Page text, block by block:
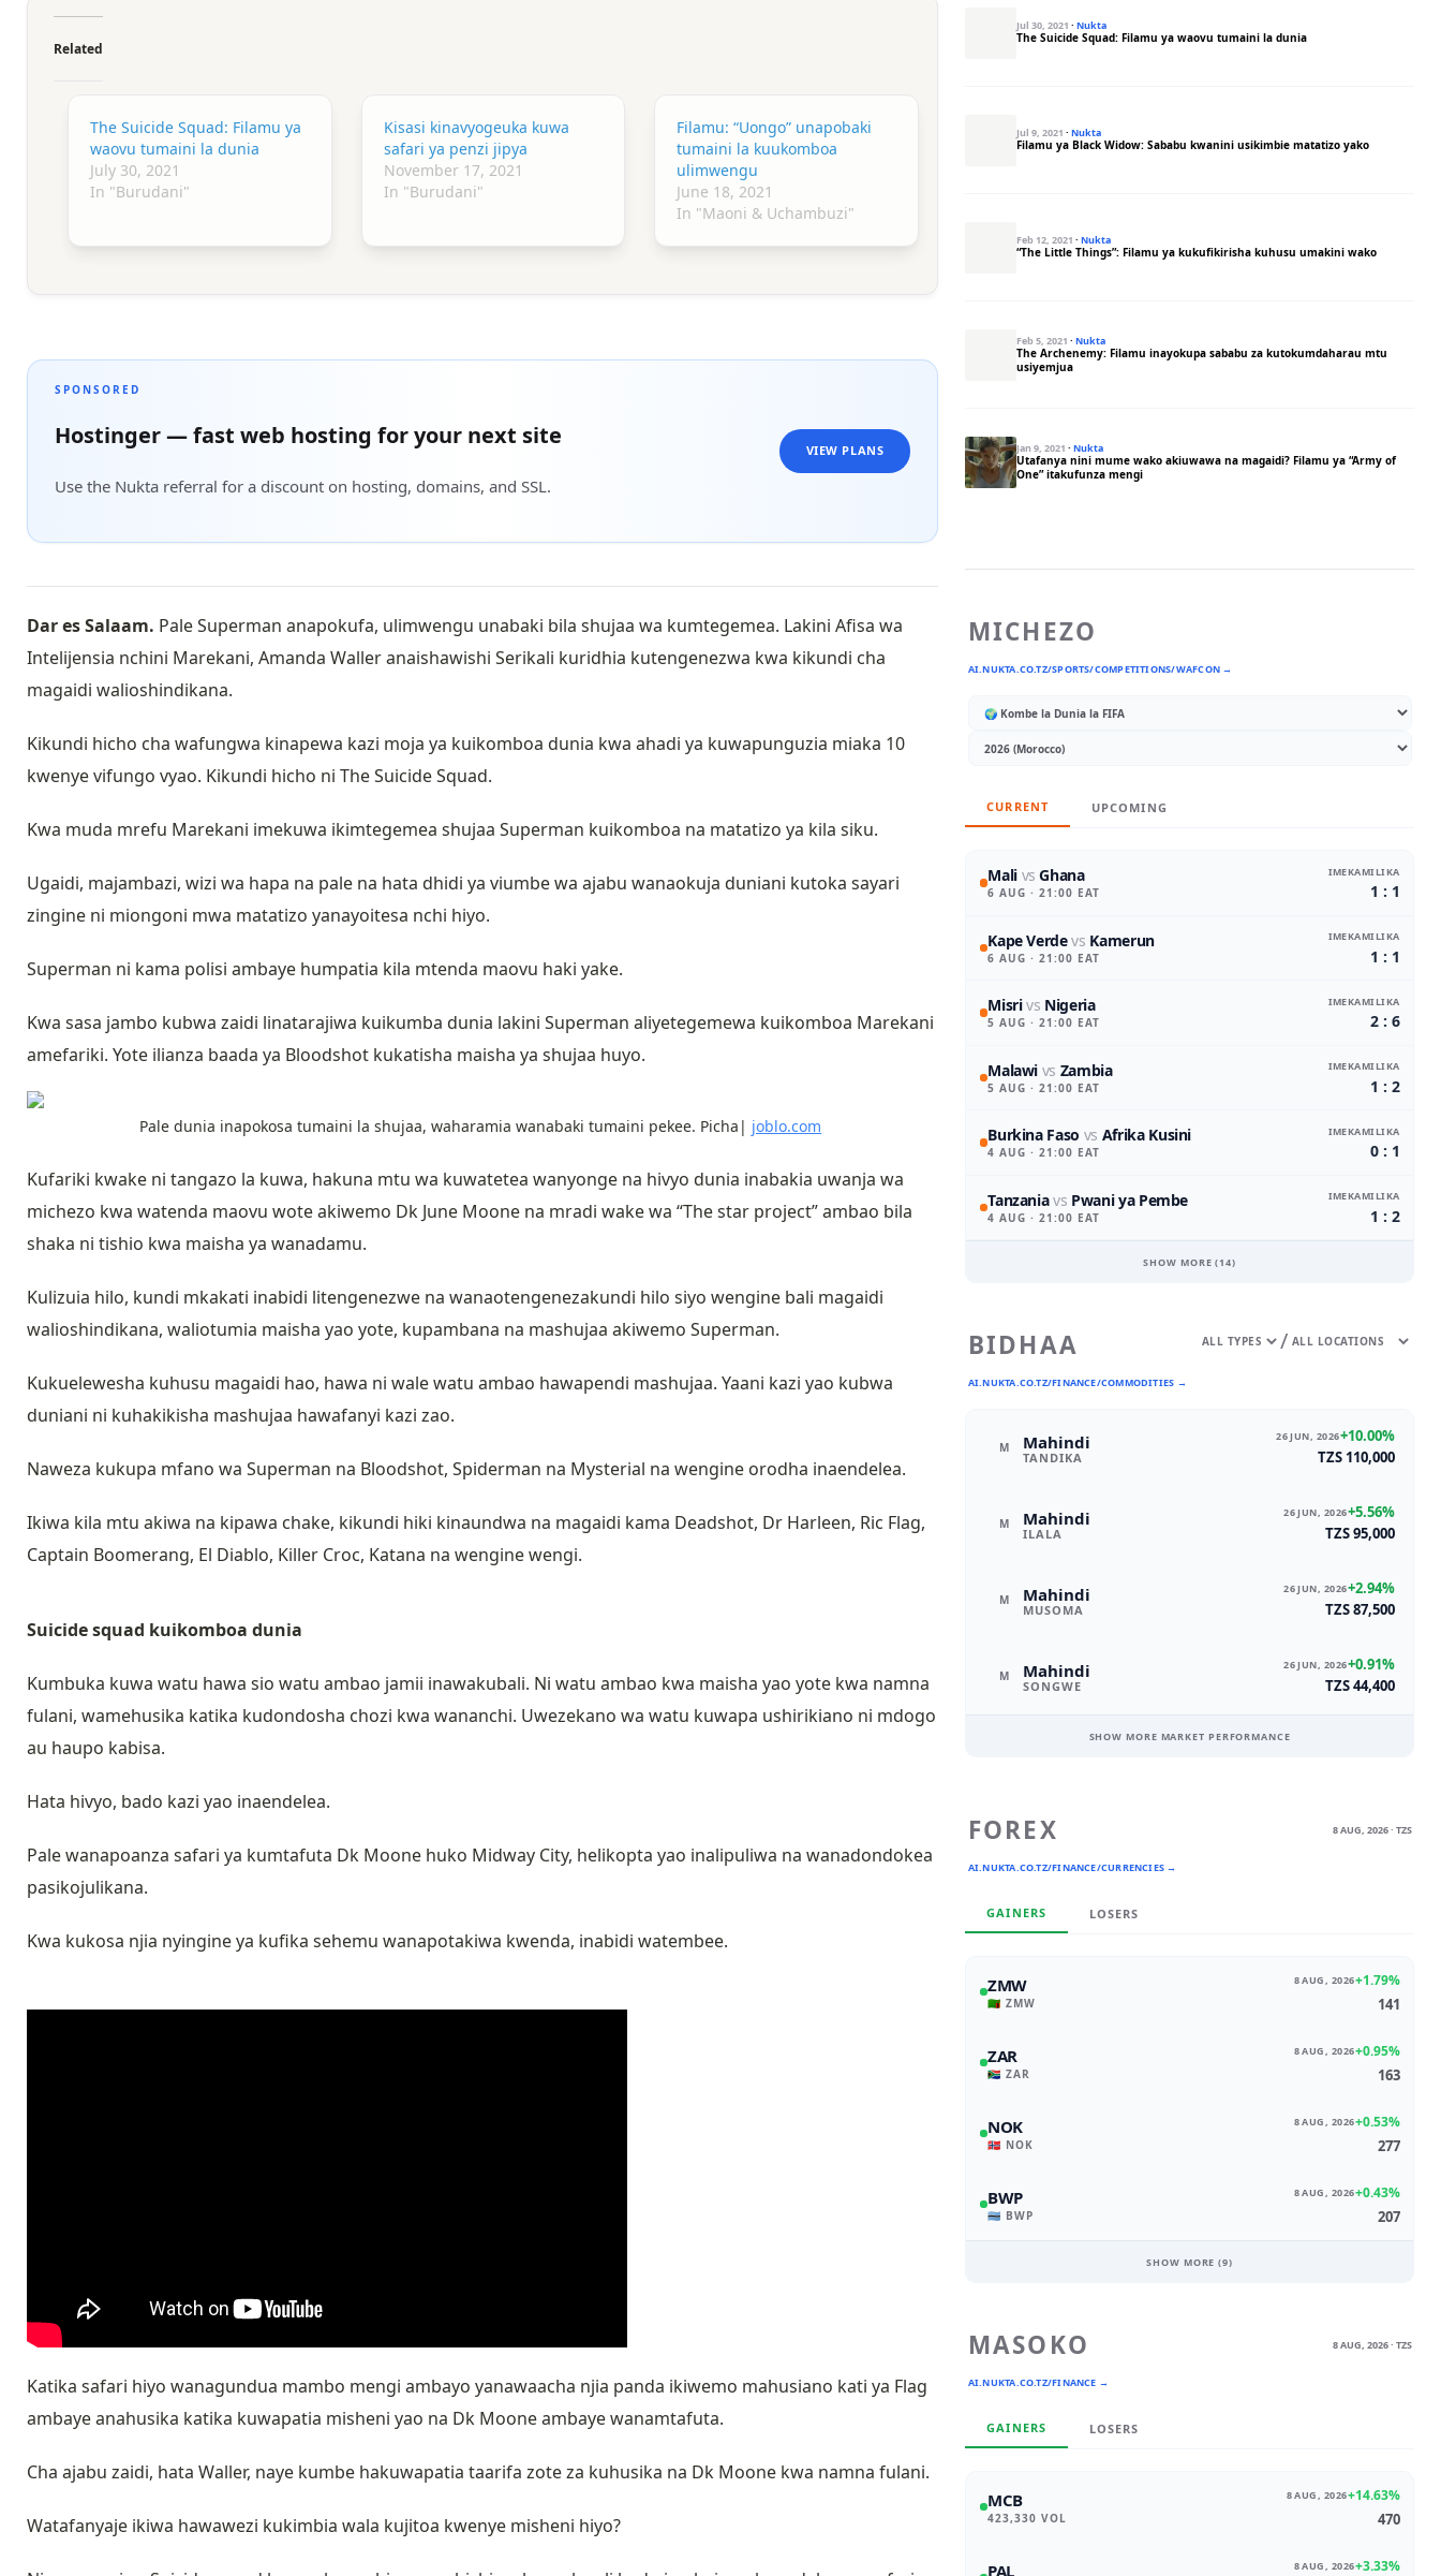
Related
The Suicide Squad: Filamu ya
waovu tumaini la dunia
July 30, 2021
In "Burudani"
Kisasi kinavyogeuka kuwa
safari ya penzi jipya
November 17, 2021
In "Burudani"
Filamu: “Uongo” unapobaki
tumaini la kuukomboa
ulimwengu
June 18, 2021
In "Maoni & Uchambuzi"
SPONSORED
Hostinger — fast web hosting for your next site
Use the Nukta referral for a discount on hosting, domains, and SSL.
VIEW PLANS
Dar es Salaam. Pale Superman anapokufa, ulimwengu unabaki bila shujaa wa kumtegemea. Lakini Afisa wa
Intelijensia nchini Marekani, Amanda Waller anaishawishi Serikali kuridhia kutengenezwa kwa kikundi cha
magaidi walioshindikana.
Kikundi hicho cha wafungwa kinapewa kazi moja ya kuikomboa dunia kwa ahadi ya kuwapunguzia miaka 10
kwenye vifungo vyao. Kikundi hicho ni The Suicide Squad.
Kwa muda mrefu Marekani imekuwa ikimtegemea shujaa Superman kuikomboa na matatizo ya kila siku.
Ugaidi, majambazi, wizi wa hapa na pale na hata dhidi ya viumbe wa ajabu wanaokuja duniani kutoka sayari
zingine ni miongoni mwa matatizo yanayoitesa nchi hiyo.
Superman ni kama polisi ambaye humpatia kila mtenda maovu haki yake.
Kwa sasa jambo kubwa zaidi linatarajiwa kuikumba dunia lakini Superman aliyetegemewa kuikomboa Marekani
amefariki. Yote ilianza baada ya Bloodshot kukatisha maisha ya shujaa huyo.
Pale dunia inapokosa tumaini la shujaa, waharamia wanabaki tumaini pekee. Picha| joblo.com
Kufariki kwake ni tangazo la kuwa, hakuna mtu wa kuwatetea wanyonge na hivyo dunia inabakia uwanja wa
michezo kwa watenda maovu wote akiwemo Dk June Moone na mradi wake wa “The star project” ambao bila
shaka ni tishio kwa maisha ya wanadamu.
Kulizuia hilo, kundi mkakati inabidi litengenezwe na wanaotengenezakundi hilo siyo wengine bali magaidi
walioshindikana, waliotumia maisha yao yote, kupambana na mashujaa akiwemo Superman.
Kukuelewesha kuhusu magaidi hao, hawa ni wale watu ambao hawapendi mashujaa. Yaani kazi yao kubwa
duniani ni kuhakikisha mashujaa hawafanyi kazi zao.
Naweza kukupa mfano wa Superman na Bloodshot, Spiderman na Mysterial na wengine orodha inaendelea.
Ikiwa kila mtu akiwa na kipawa chake, kikundi hiki kinaundwa na magaidi kama Deadshot, Dr Harleen, Ric Flag,
Captain Boomerang, El Diablo, Killer Croc, Katana na wengine wengi.
Suicide squad kuikomboa dunia
Kumbuka kuwa watu hawa sio watu ambao jamii inawakubali. Ni watu ambao kwa maisha yao yote kwa namna
fulani, wamehusika katika kudondosha chozi kwa wananchi. Uwezekano wa watu kuwapa ushirikiano ni mdogo
au haupo kabisa.
Hata hivyo, bado kazi yao inaendelea.
Pale wanapoanza safari ya kumtafuta Dk Moone huko Midway City, helikopta yao inalipuliwa na wanadondokea
pasikojulikana.
Kwa kukosa njia nyingine ya kufika sehemu wanapotakiwa kwenda, inabidi watembee.
Katika safari hiyo wanagundua mambo mengi ambayo yanawaacha njia panda ikiwemo mahusiano kati ya Flag
ambaye anahusika katika kuwapatia misheni yao na Dk Moone ambaye wanamtafuta.
Cha ajabu zaidi, hata Waller, naye kumbe hakuwapatia taarifa zote za kuhusika na Dk Moone kwa namna fulani.
Watafanyaje ikiwa hawawezi kukimbia wala kujitoa kwenye misheni hiyo?
Jul 30, 2021·Nukta
The Suicide Squad: Filamu ya waovu tumaini la dunia
Jul 9, 2021·Nukta
Filamu ya Black Widow: Sababu kwanini usikimbie matatizo yako
Feb 12, 2021·Nukta
“The Little Things”: Filamu ya kukufikirisha kuhusu umakini wako
Feb 5, 2021·Nukta
The Archenemy: Filamu inayokupa sababu za kutokumdaharau mtu
usiyemjua
Jan 9, 2021·Nukta
Utafanya nini mume wako akiuwawa na magaidi? Filamu ya “Army of
One” itakufunza mengi
MICHEZO
AI.NUKTA.CO.TZ/SPORTS/COMPETITIONS/WAFCON →
CURRENT UPCOMING
Mali vsGhana
6 AUG · 21:00 EAT
IMEKAMILIKA
1 : 1
Kape Verdevs Kamerun
6 AUG · 21:00 EAT
IMEKAMILIKA
1 : 1
Misrivs Nigeria
5 AUG · 21:00 EAT
IMEKAMILIKA
2 : 6
Malawi vs Zambia
5 AUG · 21:00 EAT
IMEKAMILIKA
1 : 2
Burkina Faso vs Afrika Kusini
4 AUG · 21:00 EAT
IMEKAMILIKA
0 : 1
Tanzaniavs Pwani ya Pembe
4 AUG · 21:00 EAT
IMEKAMILIKA
1 : 2
SHOW MORE (14)
BIDHAA
AI.NUKTA.CO.TZ/FINANCE/COMMODITIES →
/
M Mahindi
TANDIKA
26 JUN, 2026+10.00%
TZS 110,000
M Mahindi
ILALA
26 JUN, 2026+5.56%
TZS 95,000
M Mahindi
MUSOMA
26 JUN, 2026+2.94%
TZS 87,500
M Mahindi
SONGWE
26 JUN, 2026+0.91%
TZS 44,400
SHOW MORE MARKET PERFORMANCE
FOREX
AI.NUKTA.CO.TZ/FINANCE/CURRENCIES →
8 AUG, 2026 · TZS
GAINERS LOSERS
ZMW
🇿🇲 ZMW
8 AUG, 2026+1.79%
141
ZAR
🇿🇦 ZAR
8 AUG, 2026+0.95%
163
NOK
🇳🇴 NOK
8 AUG, 2026+0.53%
277
BWP
🇧🇼 BWP
8 AUG, 2026+0.43%
207
SHOW MORE (9)
MASOKO
AI.NUKTA.CO.TZ/FINANCE →
8 AUG, 2026 · TZS
GAINERS LOSERS
MCB
423,330 VOL
8 AUG, 2026+14.63%
470
PAL 8 AUG, 2026+3.33%